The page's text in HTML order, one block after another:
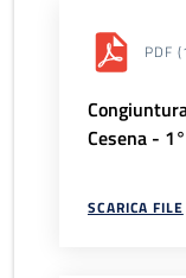
PDF
Cesena -
SCARICA FILE